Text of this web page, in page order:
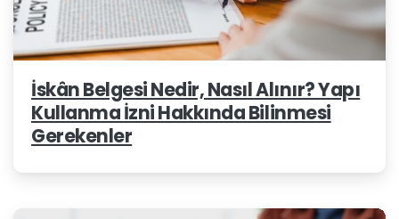
İskân Belgesi Nedir, Nasıl Alınır? Yapı
Kullanma İzni Hakkında Bilinmesi
Gerekenler